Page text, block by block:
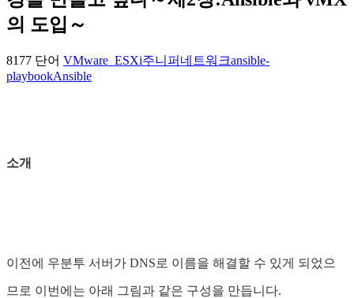
의 도입～
8177 단어 VMware_ESXi주니퍼 네트워크ansible-
playbookAnsible
소개
이전에 우분투 서버가 DNS로 이름을 해결할 수 있게 되었으
므로 이번에는 아래 그림과 같은 구성을 만듭니다.